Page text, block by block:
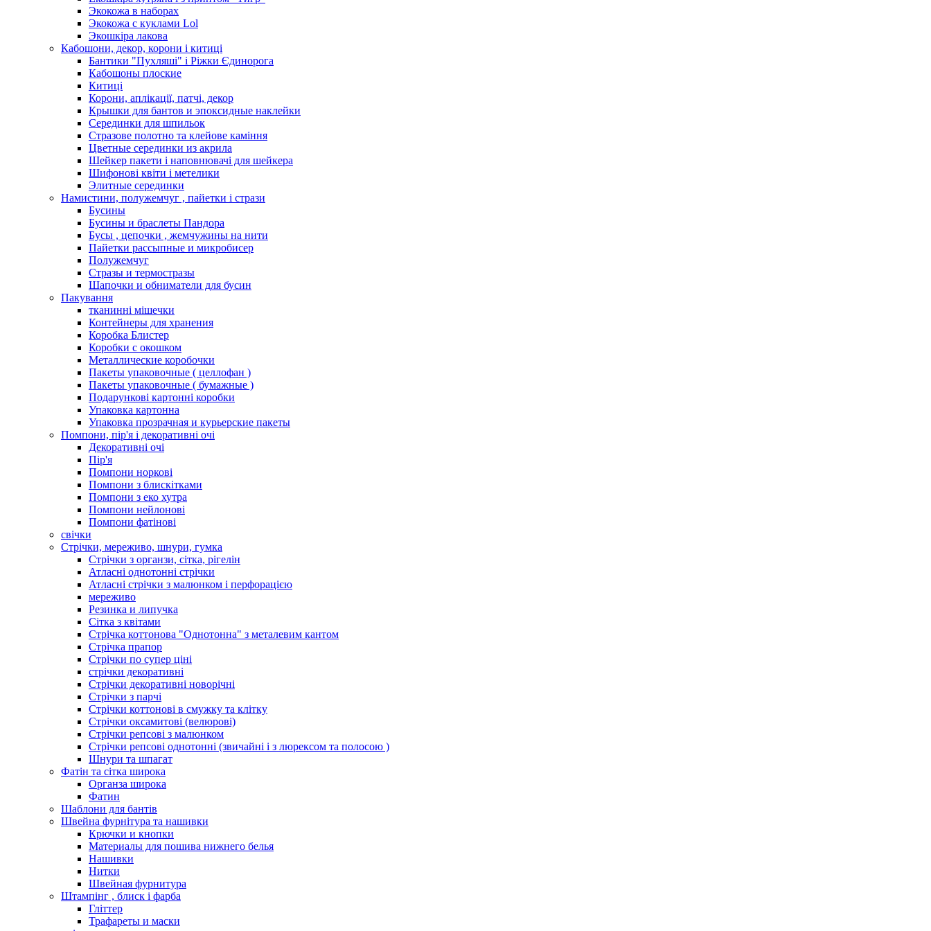
Экокожа в наборах
Экокожа с куклами Lol
Экошкiра лакова
Кабошони, декор, корони і китиці
Бантики "Пухляші" і Ріжки Єдинорога
Кабошоны плоские
Китиці
Корони, аплікації, патчі, декор
Крышки для бантов и эпоксидные наклейки
Серединки для шпильок
Стразове полотно та клейове каміння
Цветные серединки из акрила
Шейкер пакети і наповнювачі для шейкера
Шифонові квіти і метелики
Элитные серединки
Намистини, полужемчуг , пайетки і стрази
Бусины
Бусины и браслеты Пандора
Бусы , цепочки , жемчужины на нити
Пайетки рассыпные и микробисер
Полужемчуг
Стразы и термостразы
Шапочки и обниматели для бусин
Пакування
тканинні мішечки
Контейнеры для хранения
Коробка Блистер
Коробки с окошком
Металлические коробочки
Пакеты упаковочные ( целлофан )
Пакеты упаковочные ( бумажные )
Подарункові картонні коробки
Упаковка картонна
Упаковка прозрачная и курьерские пакеты
Помпони, пір'я і декоративні очі
Декоративні очі
Пір'я
Помпони норкові
Помпони з блискітками
Помпони з еко хутра
Помпони нейлонові
Помпони фатінові
свічки
Стрічки, мереживо, шнури, гумка
Стрічки з органзи, сітка, рігелін
Атласні однотонні стрічки
Атласні стрічки з малюнком і перфорацією
мереживо
Резинка и липучка
Сітка з квітами
Стрічка коттонова "Однотонна" з металевим кантом
Стрічка прапор
Стрічки по супер ціні
стрічки декоративні
Стрічки декоративні новорічні
Стрічки з парчі
Стрічки коттонові в смужку та клітку
Стрічки оксамитові (велюрові)
Стрічки репсові з малюнком
Стрічки репсові однотонні (звичайні і з люрексом та полосою )
Шнури та шпагат
Фатін та сітка широка
Органза широка
Фатин
Шаблони для бантів
Швейна фурнітура та нашивки
Крючки и кнопки
Материалы для пошива нижнего белья
Нашивки
Нитки
Швейная фурнитура
Штампінг , блиск і фарба
Гліттер
Трафареты и маски